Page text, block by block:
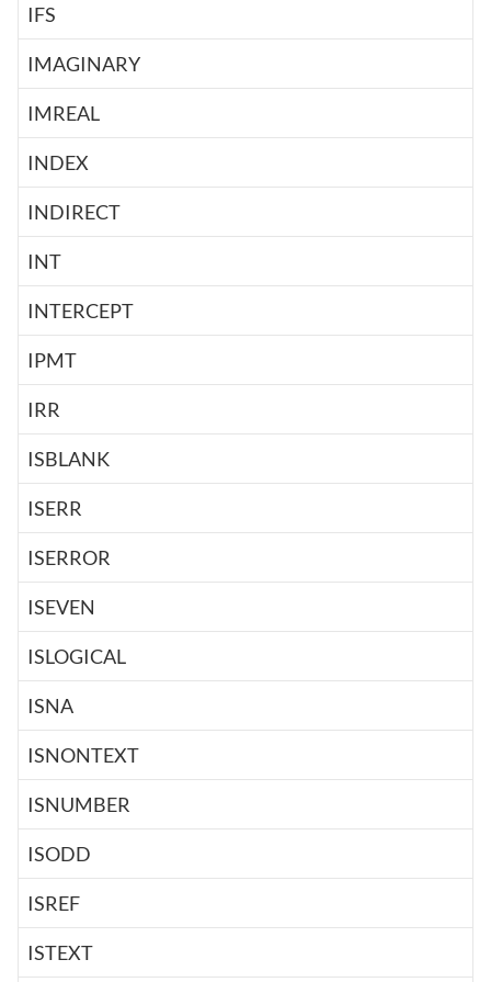
IFS
IMAGINARY
IMREAL
INDEX
INDIRECT
INT
INTERCEPT
IPMT
IRR
ISBLANK
ISERR
ISERROR
ISEVEN
ISLOGICAL
ISNA
ISNONTEXT
ISNUMBER
ISODD
ISREF
ISTEXT